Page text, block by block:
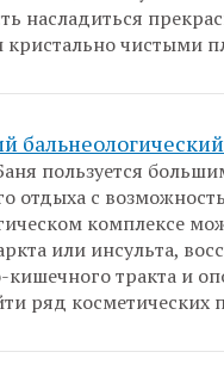
насладиться
кристально чистыми
пользуется
отдыха с
комплексе
или инсульта,
тракта и
ряд косметических